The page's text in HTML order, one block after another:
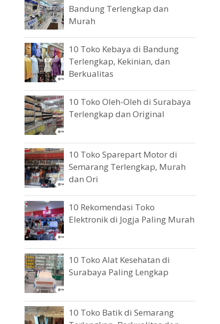
Bandung Terlengkap dan
Murah
10 Toko Kebaya di Bandung
Terlengkap, Kekinian, dan
Berkualitas
10 Toko Oleh-Oleh di Surabaya
Terlengkap dan Original
10 Toko Sparepart Motor di
Semarang Terlengkap, Murah
dan Ori
10 Rekomendasi Toko
Elektronik di Jogja Paling Murah
10 Toko Alat Kesehatan di
Surabaya Paling Lengkap
10 Toko Batik di Semarang